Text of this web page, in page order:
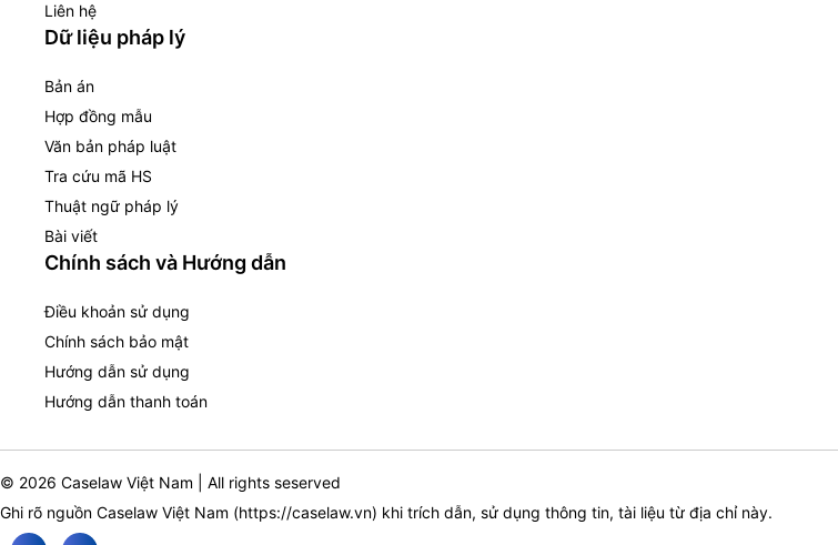
Liên hệ
Dữ liệu pháp lý
Bản án
Hợp đồng mẫu
Văn bản pháp luật
Tra cứu mã HS
Thuật ngữ pháp lý
Bài viết
Chính sách và Hướng dẫn
Điều khoản sử dụng
Chính sách bảo mật
Hướng dẫn sử dụng
Hướng dẫn thanh toán
© 2026 Caselaw Việt Nam | All rights seserved
Ghi rõ nguồn Caselaw Việt Nam (https://caselaw.vn) khi trích dẫn, sử dụng thông tin, tài liệu từ địa chỉ này.